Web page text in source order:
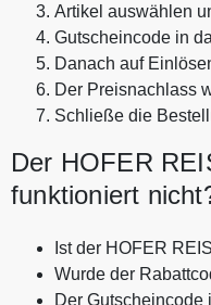
Artikel auswählen
Gutscheincode in
Danach auf
Der Preisnachlass
Schließe die
Der HOFER
funktioniert
Ist der HOFER
Wurde der
Der Gutscheincode